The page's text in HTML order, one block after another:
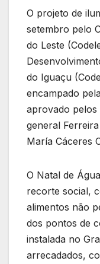
O projeto de
setembro pelo
do Leste
do Iguaçu
encampado
aprovado pelos
general
María Cáceres
O Natal de
recorte social,
alimentos não
dos pontos de
instalada no
arrecadados,